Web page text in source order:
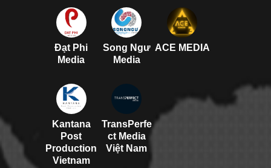
Đạt Phi
Media
Song Ngư
Media
ACE MEDIA
Kantana
Post
Production
Vietnam
TransPerfe
ct Media
Việt Nam